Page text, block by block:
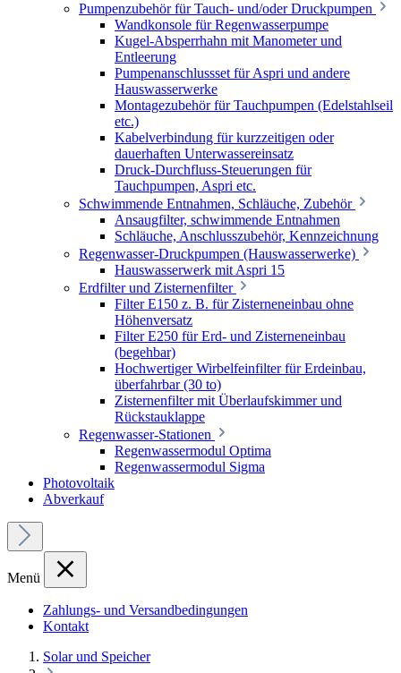
Pumpenzubehör für Tauch- und/oder Druckpumpen
Wandkonsole für Regenwasserpumpe
Kugel-Absperrhahn mit Manometer und
Entleerung
Pumpenanschlussset für Aspri und andere
Hauswasserwerke
Montagezubehör für Tauchpumpen (Edelstahlseil
etc.)
Kabelverbindung für kurzzeitigen oder
dauerhaften Unterwassereinsatz
Druck-Durchfluss-Steuerungen für
Tauchpumpen, Aspri etc.
Schwimmende Entnahmen, Schläuche, Zubehör
Ansaugfilter, schwimmende Entnahmen
Schläuche, Anschlusszubehör, Kennzeichnung
Regenwasser-Druckpumpen (Hauswasserwerke)
Hauswasserwerk mit Aspri 15
Erdfilter und Zisternenfilter
Filter E150 z. B. für Zisterneneinbau ohne
Höhenversatz
Filter E250 für Erd- und Zisterneneinbau
(begehbar)
Hochwertiger Wirbelfeinfilter für Erdeinbau,
überfahrbar (30 to)
Zisternenfilter mit Überlaufskimmer und
Rückstauklappe
Regenwasser-Stationen
Regenwassermodul Optima
Regenwassermodul Sigma
Photovoltaik
Abverkauf
Menü
Zahlungs- und Versandbedingungen
Kontakt
Solar und Speicher